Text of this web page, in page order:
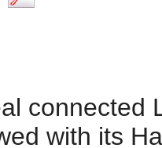
connected
with its